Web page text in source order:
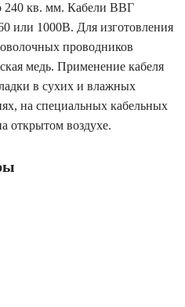
240 кв. мм. Кабели ВВГ
или 1000В. Для изготовления
проводников
медь. Применение кабеля
в сухих и влажных
на специальных кабельных
открытом воздухе.